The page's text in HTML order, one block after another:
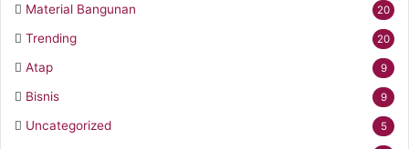
Material Bangunan 20
Trending 20
Atap 9
Bisnis 9
Uncategorized 5